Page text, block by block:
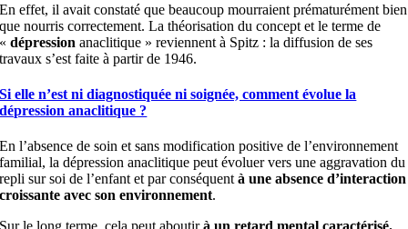
En effet, il avait constaté que beaucoup mourraient prématurément bien
que nourris correctement. La théorisation du concept et le terme de
«dépressionanaclitique » reviennent à Spitz : la diffusion de ses
travaux s’est faite à partir de 1946.
Si elle n’est ni diagnostiquée ni soignée, comment évolue la
dépression anaclitique ?
En l’absence de soin et sans modification positive de l’environnement
familial, la dépression anaclitique peut évoluer vers une aggravation du
repli sur soi de l’enfant et par conséquentà une absence d’interaction
croissante avec son environnement.